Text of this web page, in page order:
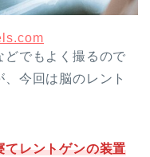
どでもよく撮るので
今回は脳のレント
てレントゲンの装置